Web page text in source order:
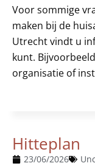
Voor sommige
maken bij de
Utrecht vindt u
kunt.
organisatie of
Hitteplan
23/06/2026